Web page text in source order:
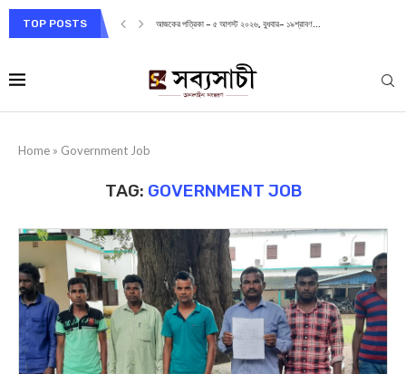
TOP POSTS আজকের পত্রিকা – ৫ আগস্ট ২০২৬, বুধবার– ১৯শ্রাবণ...
Home » Government Job
TAG: GOVERNMENT JOB